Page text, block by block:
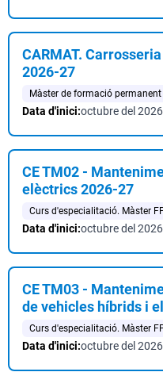
CARMAT.
2026-27
Màster de formació permanent
Data d'inici:octubre del 2026
CE TM02 -
elèctrics 2026-27
Curs d'especialitació. Màster
Data d'inici:octubre del 2026
CE TM03 -
de vehicles híbrids i
Curs d'especialitació. Màster
Data d'inici:octubre del 2026